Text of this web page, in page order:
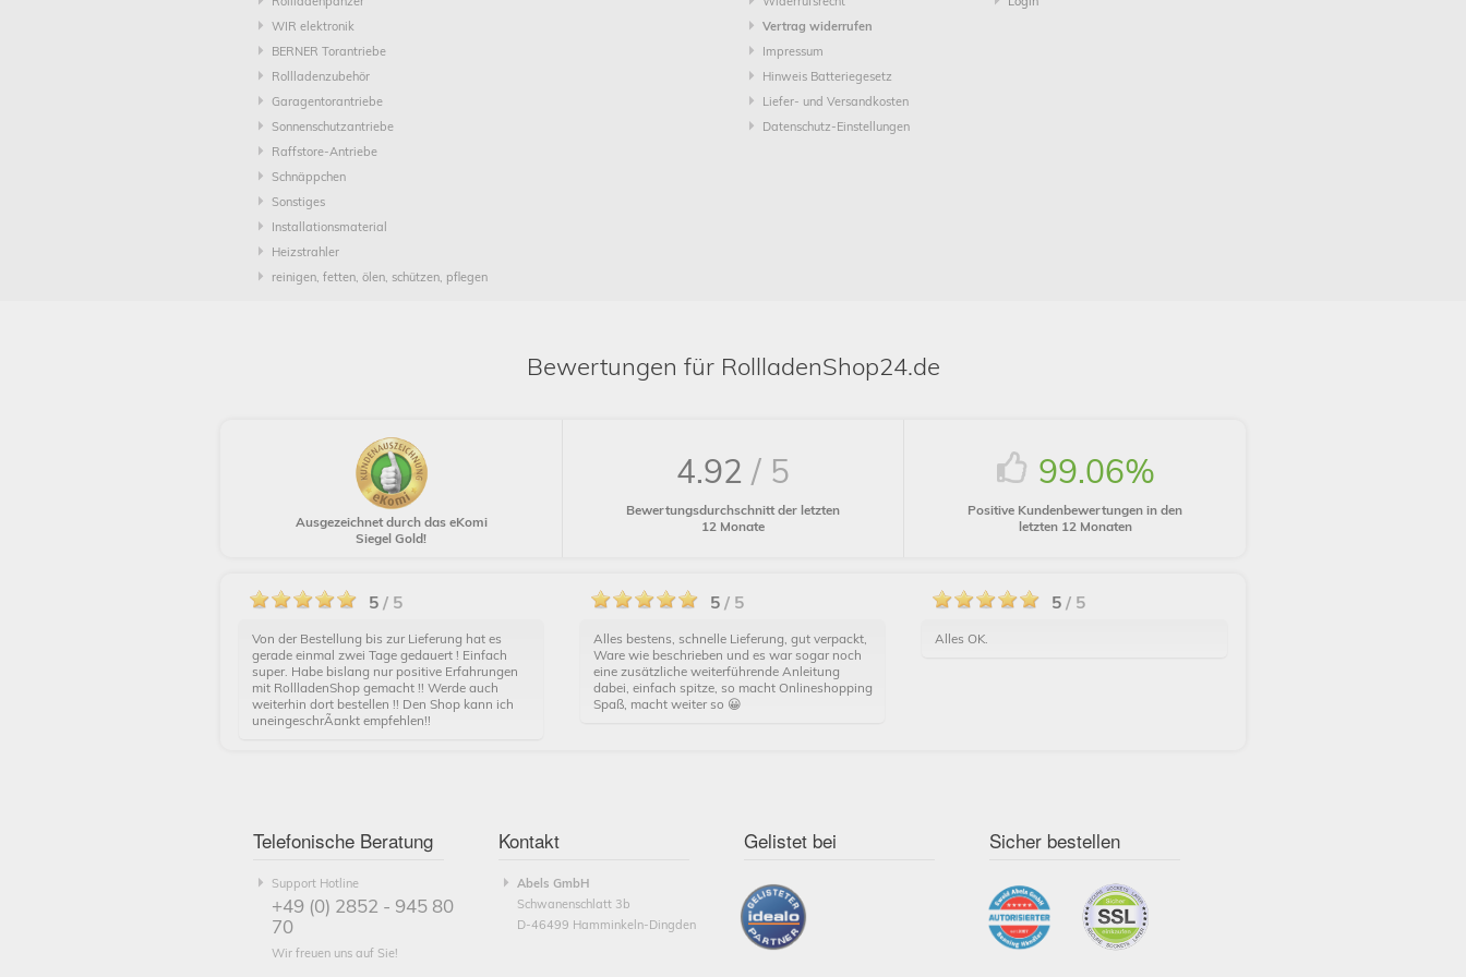
WIR elektronik
BERNER Torantriebe
Rollladenzubehör
Garagentorantriebe
Sonnenschutzantriebe
Raffstore-Antriebe
Schnäppchen
Sonstiges
Installationsmaterial
Heizstrahler
reinigen, fetten, ölen, schützen, pflegen
Vertrag widerrufen
Impressum
Hinweis Batteriegesetz
Liefer- und Versandkosten
Datenschutz-Einstellungen
Bewertungen für RollladenShop24.de
Ausgezeichnet durch das eKomi
Siegel Gold!
4.92 / 5
Bewertungsdurchschnitt der letzten
12 Monate
99.06%
Positive Kundenbewertungen in den
letzten 12 Monaten
5/ 5
Von der Bestellung bis zur Lieferung hat es
gerade einmal zwei Tage gedauert ! Einfach
super. Habe bislang nur positive Erfahrungen
mit RollladenShop gemacht !! Werde auch
weiterhin dort bestellen !! Den Shop kann ich
uneingeschrÃ¤nkt empfehlen!!
5/ 5
Alles bestens, schnelle Lieferung, gut verpackt,
Ware wie beschrieben und es war sogar noch
eine zusätzliche weiterführende Anleitung
dabei, einfach spitze, so macht Onlineshopping
Spaß, macht weiter so 😀
5/ 5
Alles OK.
Telefonische Beratung
Support Hotline
+49 (0) 2852 - 945 80
70
Wir freuen uns auf Sie!
Kontakt
Abels GmbH
Schwanenschlatt 3b
D-46499 Hamminkeln-Dingden
Gelistet bei Sicher bestellen